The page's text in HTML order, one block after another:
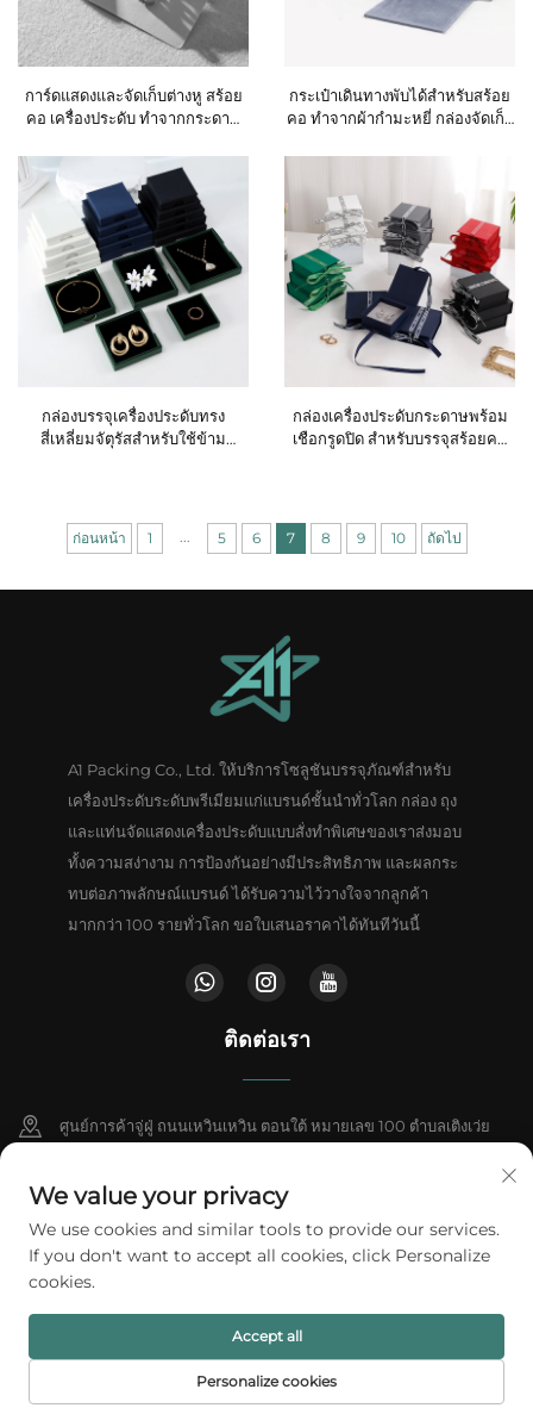
การ์ดแสดงและจัดเก็บต่างหู สร้อย
คอ เครื่องประดับ ทำจากกระดาษ
สามารถปรับแต่งได้ตามความ
ต้องการ
กระเป๋าเดินทางพับได้สำหรับสร้อย
คอ ทำจากผ้ากำมะหยี่ กล่องจัดเก็บ
กล่องบรรจุเครื่องประดับทรง
สี่เหลี่ยมจัตุรัสสำหรับใช้ข้าม
กล่องเครื่องประดับกระดาษพร้อม
เชือกรูดปิด สำหรับบรรจุสร้อยคอ
ต้องการ
ก่อนหน้า 1 ... 5 6 7 8 9 10 ถัดไป
A1 Packing Co., Ltd. ให้บริการโซลูชันบรรจุภัณฑ์สำหรับ
เครื่องประดับระดับพรีเมียมแก่แบรนด์ชั้นนำทั่วโลก กล่อง ถุง
และแท่นจัดแสดงเครื่องประดับแบบสั่งทำพิเศษของเราส่งมอบ
ทั้งความสง่างาม การป้องกันอย่างมีประสิทธิภาพ และผลกระ
ทบต่อภาพลักษณ์แบรนด์ ได้รับความไว้วางใจจากลูกค้า
มากกว่า 100 รายทั่วโลก ขอใบเสนอราคาได้ทันทีวันนี้
ติดต่อเรา
ศูนย์การค้าจู่ฝู่ ถนนเหวินเหวิน ตอนใต้ หมายเลข 100 ตำบลเติงเว่ย
+86-18802602550
[email protected]
ลิขสิทธิ์ © 2026 A1 Packing Co., Ltd สงวนสิทธิ์ทั้งหมด
We value your privacy
We use cookies and similar tools to provide our services.
If you don't want to accept all cookies, click Personalize
cookies.
Personalize cookies
Accept all